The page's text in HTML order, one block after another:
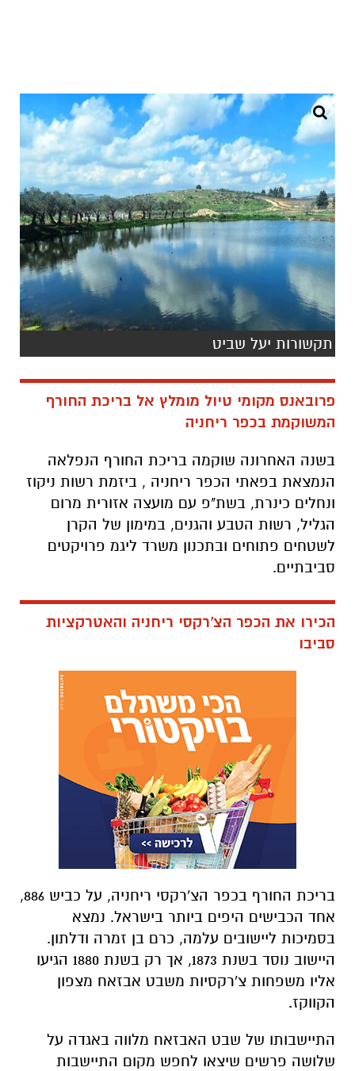
תקשורות יעל שביט
פרובאנס מקומי טיול מומלץ אל בריכת החורף
המשוקמת בכפר ריחניה
בשנה האחרונה שוקמה בריכת החורף הנפלאה
הנמצאת בפאתי הכפר ריחניה , ביזמת רשות ניקוז
ונחלים כינרת, בשת"פ עם מועצה אזורית מרום
הגליל, רשות הטבע והגנים, במימון של הקרן
לשטחים פתוחים ובתכנון משרד ליגמ פרויקטים
סביבתיים.
הכירו את הכפר הצ'רקסי ריחניה והאטרקציות
סביבו
בריכת החורף בכפר הצ'רקסי ריחניה, על כביש 886,
אחד הכבישים היפים ביותר בישראל. נמצא
בסמיכות ליישובים עלמה, כרם בן זמרה ודלתון.
היישוב נוסד בשנת 1873, אך רק בשנת 1880 הגיעו
אליו משפחות צ'רקסיות משבט אבזאח מצפון
הקווקז.
התיישבותו של שבט האבזאח מלווה באגדה על
שלושה פרשים שיצאו לחפש מקום התיישבות